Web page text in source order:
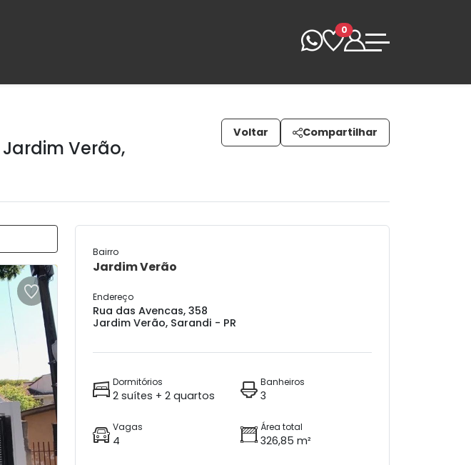
0
Jardim Verão,
Voltar Compartilhar
Bairro
Jardim Verão
Endereço
Rua das Avencas, 358
Jardim Verão, Sarandi - PR
Dormitórios
2 suítes + 2 quartos
Banheiros
3
Vagas
4
Área total
326,85 m²